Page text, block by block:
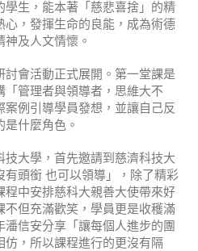
生，能本著「慈悲喜捨」的精
，發揮生命的良能，成為術德
及人文情懷。
會活動正式展開。第一堂課是
管理者與領導者，思維大不
例引導學員發想，並讓自己反
什麼角色。
大學，首先邀請到慈濟科技大
頭銜 也可以領導」，除了精彩
中安排慈科大親善大使帶來好
但充滿歡笑，學員更是收穫滿
信安分享「讓每個人進步的團
，所以課程進行的更沒有隔